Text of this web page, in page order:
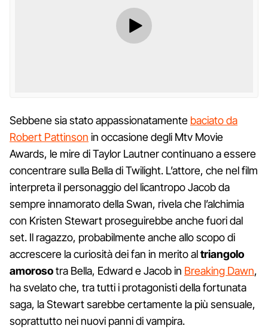
Sebbene sia stato appassionatamente baciato da
Robert Pattinson in occasione degli Mtv Movie
Awards, le mire di Taylor Lautner continuano a essere
concentrare sulla Bella di Twilight. L’attore, che nel film
interpreta il personaggio del licantropo Jacob da
sempre innamorato della Swan, rivela che l’alchimia
con Kristen Stewart proseguirebbe anche fuori dal
set. Il ragazzo, probabilmente anche allo scopo di
accrescere la curiosità dei fan in merito altriangolo
amorosotra Bella, Edward e Jacob in Breaking Dawn,
ha svelato che, tra tutti i protagonisti della fortunata
saga, la Stewart sarebbe certamente la più sensuale,
soprattutto nei nuovi panni di vampira.